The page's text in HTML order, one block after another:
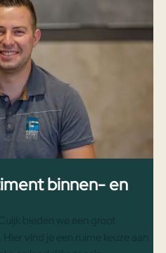
binnen- en